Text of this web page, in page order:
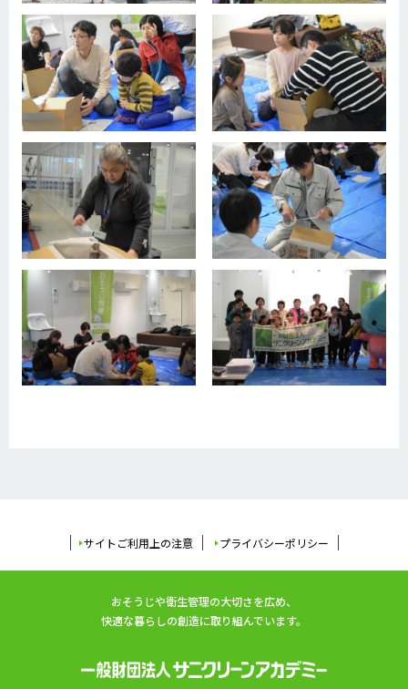
サイトご利用上の注意 プライバシーポリシー
おそうじや衛生管理の大切さを広め、
快適な暮らしの創造に取り組んでいます。